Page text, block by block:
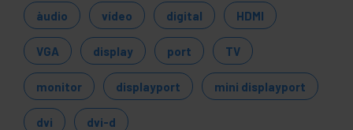
àudio vídeo digital HDMI
VGA display port TV
monitor displayport mini displayport
dvi dvi-d